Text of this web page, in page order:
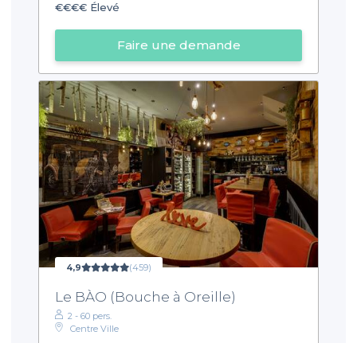
€€€€ Élevé
Faire une demande
4,9 (459)
Le BÀO (Bouche à Oreille)
2 - 60 pers.
Centre Ville